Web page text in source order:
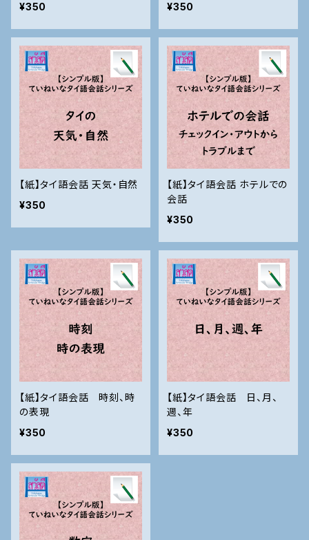
¥350
¥350
【紙】タイ語会話 天気・自然
¥350
【紙】タイ語会話 ホテルでの
会話
¥350
【紙】タイ語会話 時刻、時
の表現
¥350
【紙】タイ語会話 日、月、
週、年
¥350